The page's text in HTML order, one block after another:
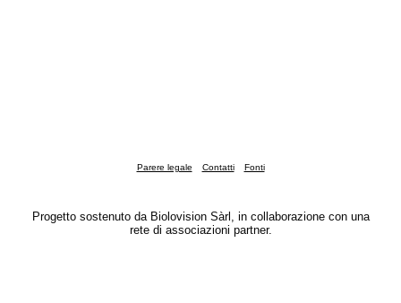
Parere legale Contatti Fonti
Progetto sostenuto da Biolovision Sàrl, in collaborazione con una
rete di associazioni partner.